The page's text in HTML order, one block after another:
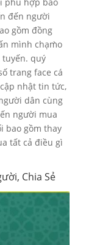
đến người
gồm đồng
mình chạm̀o
quý
trang face cá
nhật tin tức,
dân cùng
người mua
bao gồm thay
tất cả điều gì
Chia Sẻ